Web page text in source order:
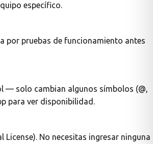
específico.
por pruebas de funcionamiento antes
— solo cambian algunos símbolos (@,
para ver disponibilidad.
No necesitas ingresar ninguna